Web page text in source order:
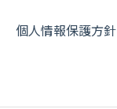
個人情報保護方針